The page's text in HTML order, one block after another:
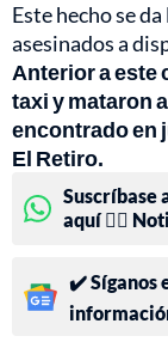
Este hecho se
asesinados a
Anterior a este
taxi y mataron
encontrado en
El Retiro.
Suscríbase
aquí 👉🏻
✔️ Síganos